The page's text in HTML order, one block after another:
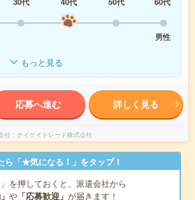
男性
もっと見る
応募へ進む 詳しく見る
社 テイケイトレード株式会社
ら「★気になる！」をタップ！
」を押しておくと、派遣会社から
や 「応募歓迎」 が届きます！